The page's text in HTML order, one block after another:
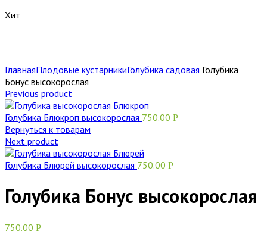
Хит
ГлавнаяПлодовые кустарникиГолубика садовая Голубика
Бонус высокорослая
Previous product
Голубика Блюкроп высокорослая 750.00 Р
Вернуться к товарам
Next product
Голубика Блюрей высокорослая 750.00 Р
Голубика Бонус высокорослая
750.00 Р